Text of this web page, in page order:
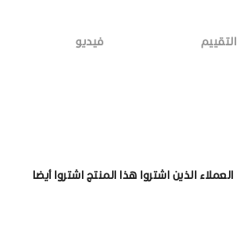
التقييم فيديو
العملاء الذين اشتروا هذا المنتج اشتروا أيضا